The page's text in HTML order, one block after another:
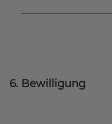
6. Bewilligung